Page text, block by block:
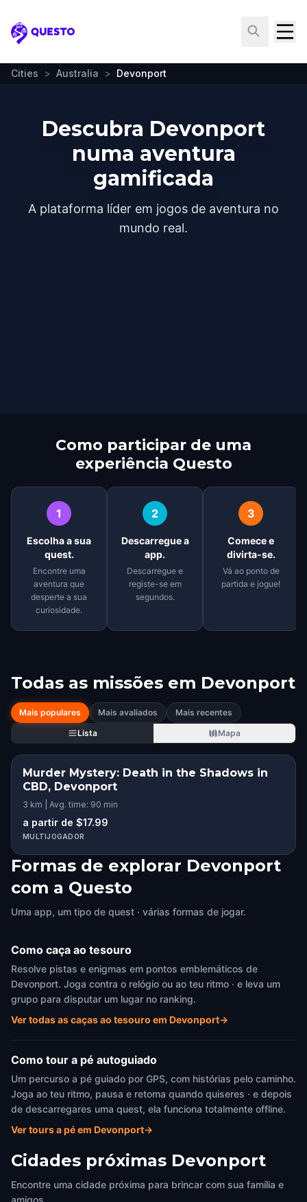
Questo
Cities > Australia > Devonport
Descubra Devonport
numa aventura
gamificada
A plataforma líder em jogos de aventura no
mundo real.
Como participar de uma
experiência Questo
1
Escolha a sua
quest.
Encontre uma
aventura que
desperte a sua
curiosidade.
2
Descarregue a
app.
Descarregue e
registe-se em
segundos.
3
Comece e
divirta-se.
Vá ao ponto de
partida e jogue!
Todas as missões em Devonport
Mais populares Mais avaliados
Mais recentes
Lista
Mapa
Murder Mystery: Death in the Shadows in
CBD, Devonport
3 km | Avg. time: 90 min
a partir de $17.99
MULTIJOGADOR
Formas de explorar Devonport
com a Questo
Uma app, um tipo de quest · várias formas de jogar.
Como caça ao tesouro
Resolve pistas e enigmas em pontos emblemáticos de
Devonport. Joga contra o relógio ou ao teu ritmo · e leva um
grupo para disputar um lugar no ranking.
Ver todas as caças ao tesouro em Devonport→
Como tour a pé autoguiado
Um percurso a pé guiado por GPS, com histórias pelo caminho.
Joga ao teu ritmo, pausa e retoma quando quiseres · e depois
de descarregares uma quest, ela funciona totalmente offline.
Ver tours a pé em Devonport→
Cidades próximas Devonport
Encontre uma cidade próxima para brincar com sua família e
amigos.